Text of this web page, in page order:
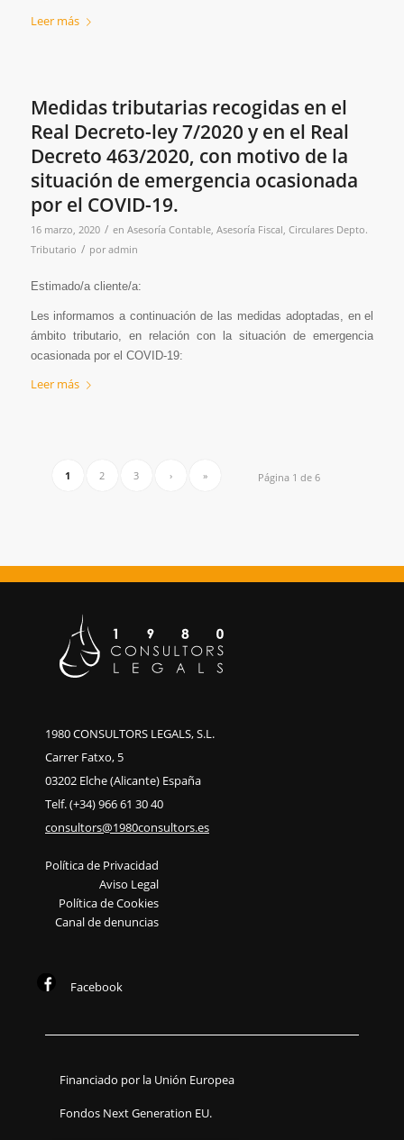
Leer más
Medidas tributarias recogidas en el
Real Decreto-ley 7/2020 y en el Real
Decreto 463/2020, con motivo de la
situación de emergencia ocasionada
por el COVID-19.
16 marzo, 2020 / en Asesoría Contable, Asesoría Fiscal Circulares Depto.
Tributario / poradmin
Estimado/a cliente/a:
Les informamos a continuación de las medidas adoptadas, en el
ámbito tributario, en relación con la situación de emergencia
ocasionada por el COVID-19:
Leer más
Página 1 de 6
1 2 3 › »
1980 CONSULTORS LEGALS, S.L.
Carrer Fatxo, 5
03202 Elche (Alicante) España
Telf. (+34) 966 61 30 40
consultors@1980consultors.es
Política de Privacidad
Aviso Legal
Política de Cookies
Canal de denuncias
Facebook
Financiado por la Unión Europea
Fondos Next Generation EU.